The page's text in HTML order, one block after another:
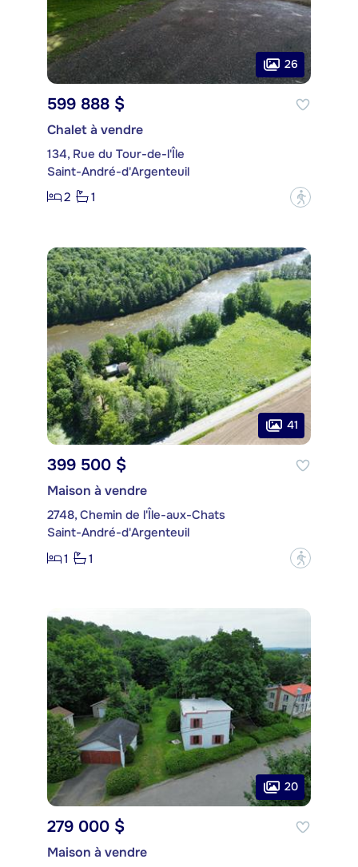
26
599 888 $
Chalet à vendre
134, Rue du Tour-de-l'Île
Saint-André-d'Argenteuil
2
1 ?
41
399 500 $
Maison à vendre
2748, Chemin de l'Île-aux-Chats
Saint-André-d'Argenteuil
1
1 ?
20
279 000 $
Maison à vendre